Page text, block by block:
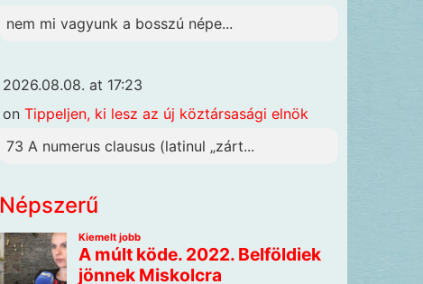
nem mi vagyunk a bosszú népe...
2026.08.08. at 17:23
on Tippeljen, ki lesz az új köztársasági elnök
73 A numerus clausus (latinul „zárt...
Népszerű